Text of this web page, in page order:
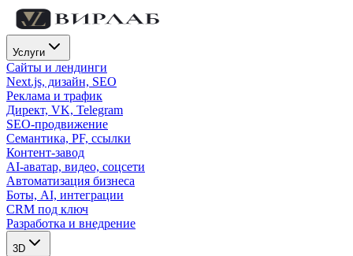
Услуги
Сайты и лендинги
Next.js, дизайн, SEO
Реклама и трафик
Директ, VK, Telegram
SEO-продвижение
Семантика, PF, ссылки
Контент-завод
AI-аватар, видео, соцсети
Автоматизация бизнеса
Боты, AI, интеграции
CRM под ключ
Разработка и внедрение
3D